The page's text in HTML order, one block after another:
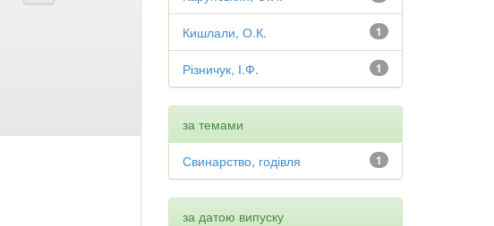
1
Кишлали, О.К.
1
Різничук, І.Ф.
за темами
1
Свинарство, годівля
за датою випуску